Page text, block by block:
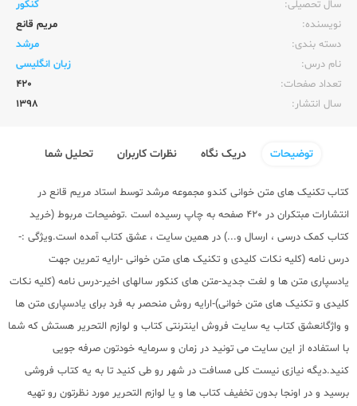
سال تحصیلی:‌
کنکور
نویسنده:‌
مریم قانع
دسته بندی:
مرشد
نام درس:
زبان انگلیسی
تعداد صفحات:‌
420
سال انتشار:‌
1398
توضیحات دریک نگاه نظرات کاربران تحلیل شما
کتاب تکنیک های متن خوانی کندو مجموعه مرشد توسط استاد مریم قانع در
انتشارات مبتکران در 420 صفحه به چاپ رسیده است .توضیحات مربوط (
خرید
کتاب کمک درسی ، ارسال و...) در همین سایت ، عشق کتاب آمده است.ویژگی :-
درس نامه (کلیه نکات کلیدی و تکنیک های متن خوانی -ارایه تمرین جهت
یادسپاری متن ها و لغت جدید-متن های کنکور سالهای اخیر-درس نامه (کلیه نکات
کلیدی و تکنیک های متن خوانی)-ارایه روش منحصر به فرد برای یادسپاری متن ها
و واژگانعشق کتاب یه سایت فروش اینترنتی کتاب و لوازم التحریر هستش که شما
با استفاده از این سایت می تونید در زمان و سرمایه خودتون صرفه جویی
کنید.دیگه نیازی نیست کلی مسافت در شهر رو طی کنید تا به یه کتاب فروشی
برسید و در اونجا بدون تخفیف کتاب ها و یا لوازم التحریر مورد نظرتون رو تهیه